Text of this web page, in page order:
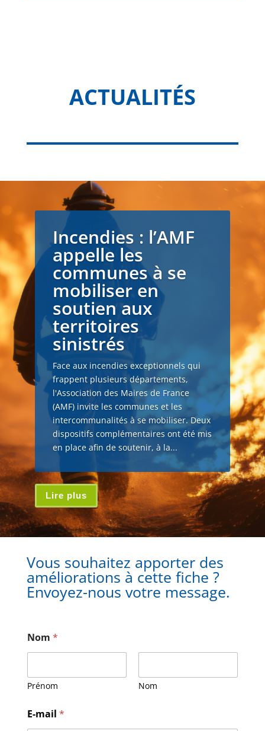
ACTUALITÉS
Incendies : l’AMF
appelle les
communes à se
mobiliser en
soutien aux
territoires
sinistrés
Face aux incendies exceptionnels qui
frappent plusieurs départements,
l'Association des Maires de France
(AMF) invite les communes et les
intercommunalités à se mobiliser. Deux
dispositifs complémentaires ont été mis
en place afin de soutenir, à la...
Lire plus
Vous souhaitez apporter des
améliorations à cette fiche ?
Envoyez-nous votre message.
Nom *
Prénom Nom
-
m
E-mail *